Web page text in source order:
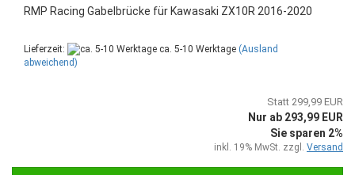
RMP Racing Gabelbrücke für Kawasaki ZX10R 2016-2020
Lieferzeit: ca. 5-10 Werktage (Ausland
abweichend)
Statt 299,99 EUR
Nur ab 293,99 EUR
Sie sparen 2%
inkl. 19% MwSt. zzgl. Versand